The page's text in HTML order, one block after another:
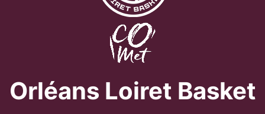
Orléans Loiret Basket